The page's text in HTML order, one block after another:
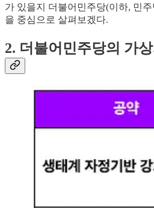
가 있을지 더불어민주당(이하, 민
을 중심으로 살펴보겠다.
2. 더불어민주당의 가